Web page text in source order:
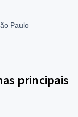
Paulo
principais